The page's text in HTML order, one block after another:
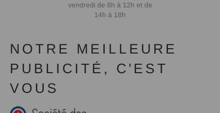
vendredi de 8h à 12h et de
14h à 18h
NOTRE MEILLEURE
PUBLICITÉ, C'EST
VOUS